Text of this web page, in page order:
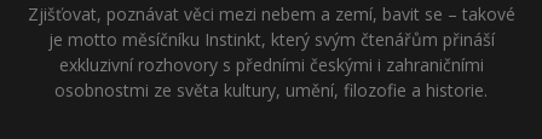
Zjišťovat, poznávat věci mezi nebem a zemí, bavit se – takové
je motto měsíčníku Instinkt, který svým čtenářům přináší
exkluzivní rozhovory s předními českými i zahraničními
osobnostmi ze světa kultury, umění, filozofie a historie.